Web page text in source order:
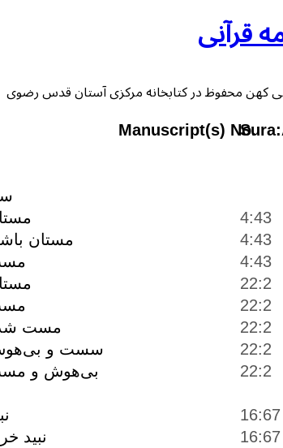
قرآنی
4:43
مستان
4:43
4:43
22:2
22:2
مست
22:2
سست و 22:2
بى‌هوش و 22:2
16:67
نبيد 16:67
Manuscript(s) No.